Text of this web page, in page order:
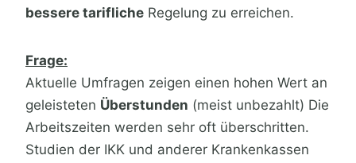
bessere tarifliche Regelung zu erreichen.
Frage:
Aktuelle Umfragen zeigen einen hohen Wert an
geleisteten Überstunden (meist unbezahlt) Die
Arbeitszeiten werden sehr oft überschritten.
Studien der IKK und anderer Krankenkassen